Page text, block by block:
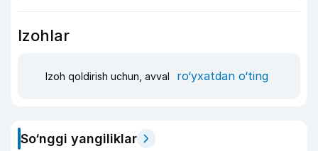
Izohlar
Izoh qoldirish uchun, avval ro‘yxatdan o‘ting
So‘nggi yangiliklar